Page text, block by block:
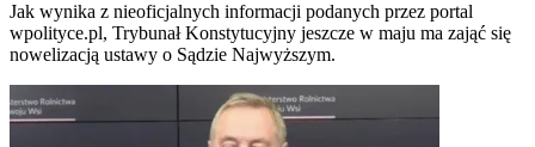
Jak wynika z nieoficjalnych informacji podanych przez portal
wpolityce.pl, Trybunał Konstytucyjny jeszcze w maju ma zająć się
nowelizacją ustawy o Sądzie Najwyższym.